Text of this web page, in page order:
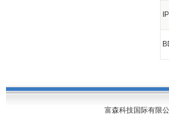
富森科技国际有限